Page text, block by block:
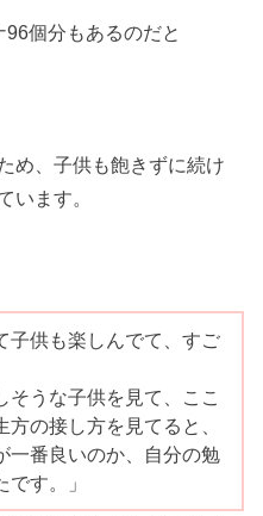
個分もあるのだと
め、子供も飽きずに続け
います。
子供も楽しんでて、すご
そうな子供を見て、ここ
の接し方を見てると、
一番良いのか、自分の勉
す。」